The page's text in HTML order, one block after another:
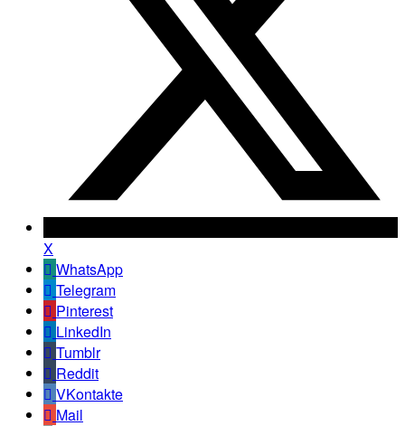
X
WhatsApp
Telegram
Pinterest
LinkedIn
Tumblr
Reddit
VKontakte
Mail